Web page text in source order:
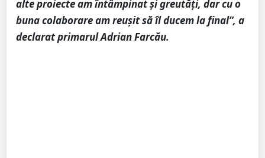
alte proiecte am întâmpinat și greutăți, dar cu o
buna colaborare am reușit să îl ducem la final”, a
declarat primarul Adrian Farcău.